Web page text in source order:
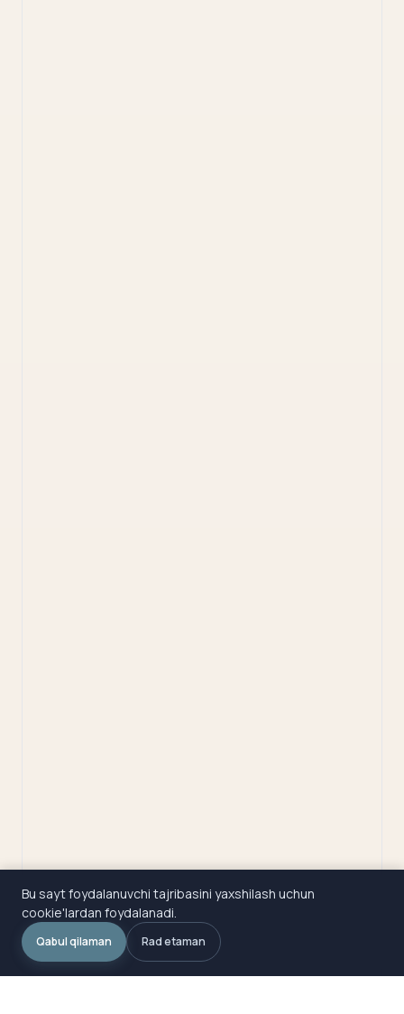
Bu sayt foydalanuvchi tajribasini yaxshilash uchun
cookie'lardan foydalanadi.
Qabul qilaman Rad etaman